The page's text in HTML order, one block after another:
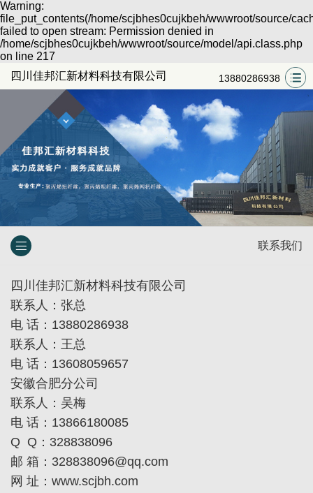
Warning:
file_put_contents(/home/scjbhes0cujkbeh/wwwroot/source/
failed to open stream: Permission denied in
/home/scjbhes0cujkbeh/wwwroot/source/model/api.class.php
on line 217
四川佳邦汇新材料科技有限公司
13880286938
联系我们
四川佳邦汇新材料科技有限公司
联系人：张总
电 话：13880286938
联系人：王总
电 话： 13608059657
安徽合肥分公司
联系人： 吴梅
电 话：13866180085
Q Q： 328838096
邮 箱：328838096@qq.com
网 址：www.scjbh.com